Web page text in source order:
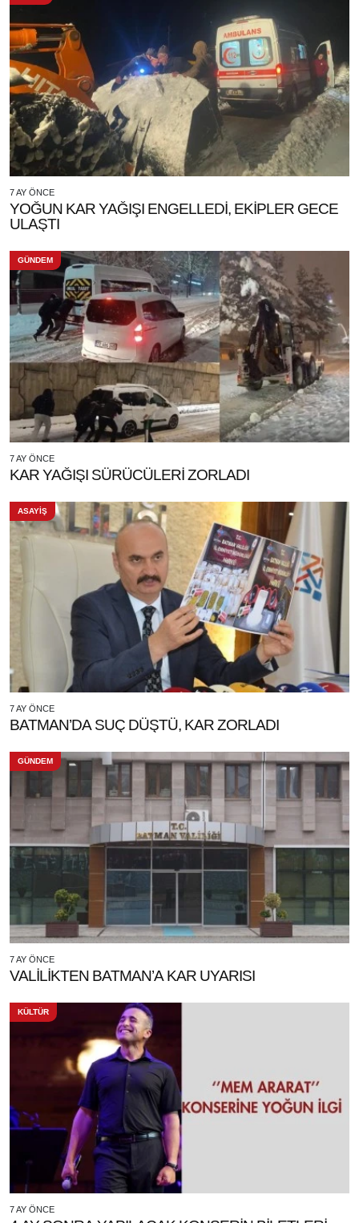
7 AY ÖNCE
YOĞUN KAR YAĞIŞI ENGELLEDİ, EKİPLER GECE
ULAŞTI
GÜNDEM
7 AY ÖNCE
KAR YAĞIŞI SÜRÜCÜLERİ ZORLADI
ASAYİŞ
7 AY ÖNCE
BATMAN’DA SUÇ DÜŞTÜ, KAR ZORLADI
GÜNDEM
7 AY ÖNCE
VALİLİKTEN BATMAN’A KAR UYARISI
KÜLTÜR
7 AY ÖNCE